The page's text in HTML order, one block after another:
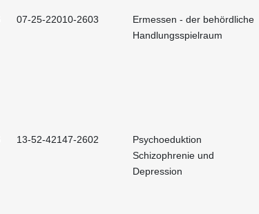
07-25-22010-2603
Ermessen - der behördliche
Handlungsspielraum
13-52-42147-2602
Psychoeduktion
Schizophrenie und
Depression